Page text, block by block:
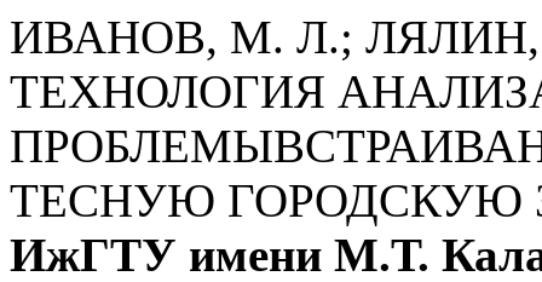
ИВАНОВ, М. Л.;
ТЕХНОЛОГИЯ
ТЕСНУЮ ГОРОДСКУЮ
ИжГТУ имени М.Т.